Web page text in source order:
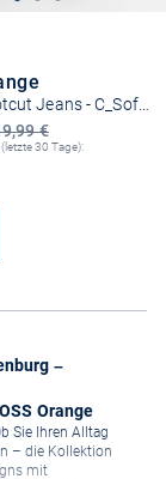
Damen Bootcut Jeans - C_Soft Kick Flare
€
Preis
30 Tage):
–
Orange
Sie Ihren Alltag
– die Kollektion
mit